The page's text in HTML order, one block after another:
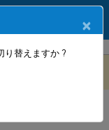
×
り替えますか ?